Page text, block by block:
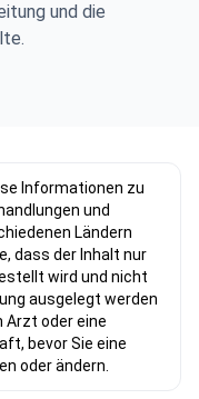
und die
Informationen zu
und
Ländern
dass der Inhalt nur
wird und nicht
ausgelegt werden
Arzt oder eine
bevor Sie eine
oder ändern.